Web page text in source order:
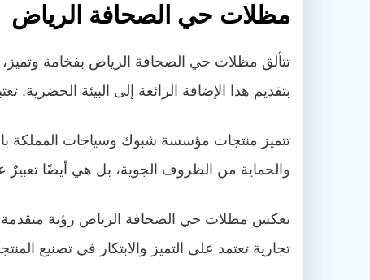
مظلات حي الصحافة الرياض
تتألق مظلات حي الصحافة الرياض بفخامة
بتقديم هذا الإضافة الرائعة إلى البيئة
تتميز منتجات مؤسسة شبوك وسياجات المملكة
والحماية من الظروف الجوية، بل هي أيضًا تعبيرٌ
تعكس مظلات حي الصحافة الرياض رؤية متقدمة
تجارية تعتمد على التميز والابتكار في تصنيع